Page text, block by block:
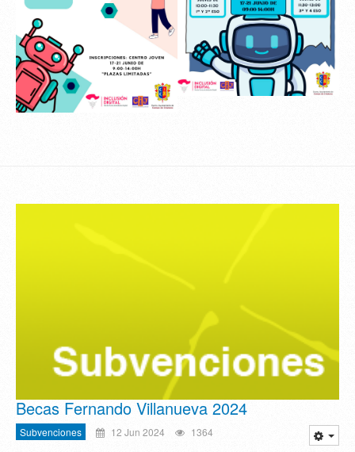
Becas Fernando Villanueva 2024
Subvenciones 12 Jun 2024 1364